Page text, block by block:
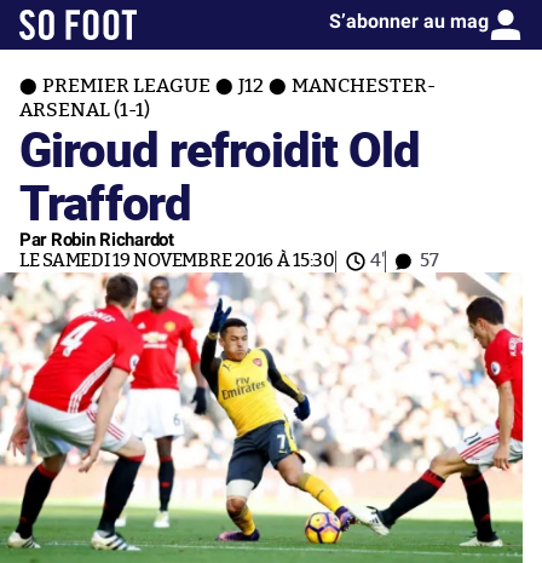
S’abonner au mag
PREMIER LEAGUE J12
MANCHESTER-
ARSENAL (1-1)
Giroud refroidit Old
Trafford
Par Robin Richardot
LE SAMEDI 19 NOVEMBRE 2016 À 15:30 4' 57